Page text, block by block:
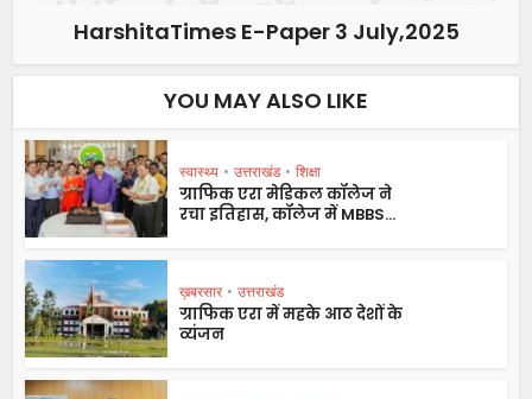
HarshitaTimes E-Paper 3 July,2025
YOU MAY ALSO LIKE
स्वास्थ्य • उत्तराखंड • शिक्षा
ग्राफिक एरा मेडिकल कॉलेज ने
रचा इतिहास, कॉलेज में MBBS...
ख़बरसार • उत्तराखंड
ग्राफिक एरा में महके आठ देशों के
व्यंजन